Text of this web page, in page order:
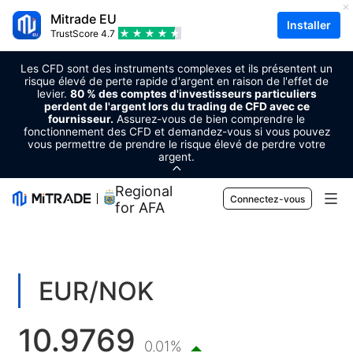
Mitrade EU
TrustScore 4.7
Installer
Les CFD sont des instruments complexes et ils présentent un
risque élevé de perte rapide d'argent en raison de l'effet de
levier. 80 % des comptes d'investisseurs particuliers
perdent de l'argent lors du trading de CFD avec ce
fournisseur. Assurez-vous de bien comprendre le
fonctionnement des CFD et demandez-vous si vous pouvez
vous permettre de prendre le risque élevé de perdre votre
argent.
Regional Sponsor
for AFA
Connectez-vous
Forex
Matières premières
Cryptomonnaies
Trader
Plateforme de trading
Gestion des risques
Outils de marché
Calendrier économique
Apprentissage
EUR/NOK
10.9769 0.01%